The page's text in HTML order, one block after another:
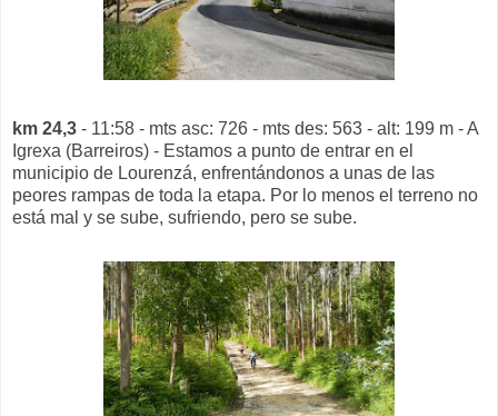
km 24,3 - 11:58 - mts asc: 726 - mts des: 563 - alt: 199 m - A
Igrexa (Barreiros) - Estamos a punto de entrar en el
municipio de Lourenzá, enfrentándonos a unas de las
peores rampas de toda la etapa. Por lo menos el terreno no
está mal y se sube, sufriendo, pero se sube.